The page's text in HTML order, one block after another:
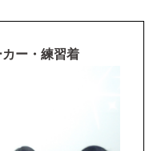
ー・練習着